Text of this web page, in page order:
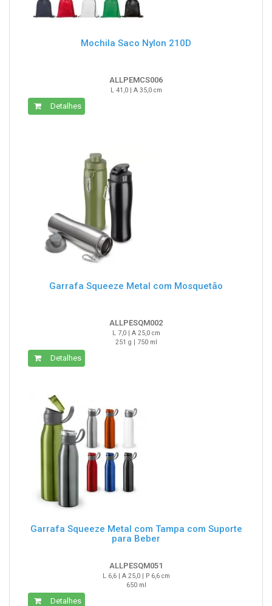
Mochila Saco Nylon 210D
ALLPEMCS006
L 41,0 | A 35,0 cm
Detalhes
Garrafa Squeeze Metal com Mosquetão
ALLPESQM002
L 7,0 | A 25,0 cm
251 g | 750 ml
Detalhes
Garrafa Squeeze Metal com Tampa com Suporte
para Beber
ALLPESQM051
L 6,6 | A 25,0 | P 6,6 cm
650 ml
Detalhes